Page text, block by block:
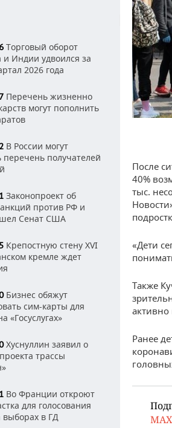
Торговый оборот
и Индии удвоился за
2026 года
Перечень жизненно
могут пополнить
В России могут
получателей
Законопроект об
против РФ и
Сенат США
Крепостную стену XVI
кремле ждет
Бизнес обяжут
сим-карты для
«Госуслугах»
Хуснуллин заявил о
трассы
Во Франции откроют
для голосования
выборах в ГД
После
40%
тыс.
«Дети
Также
Ранее
MAX